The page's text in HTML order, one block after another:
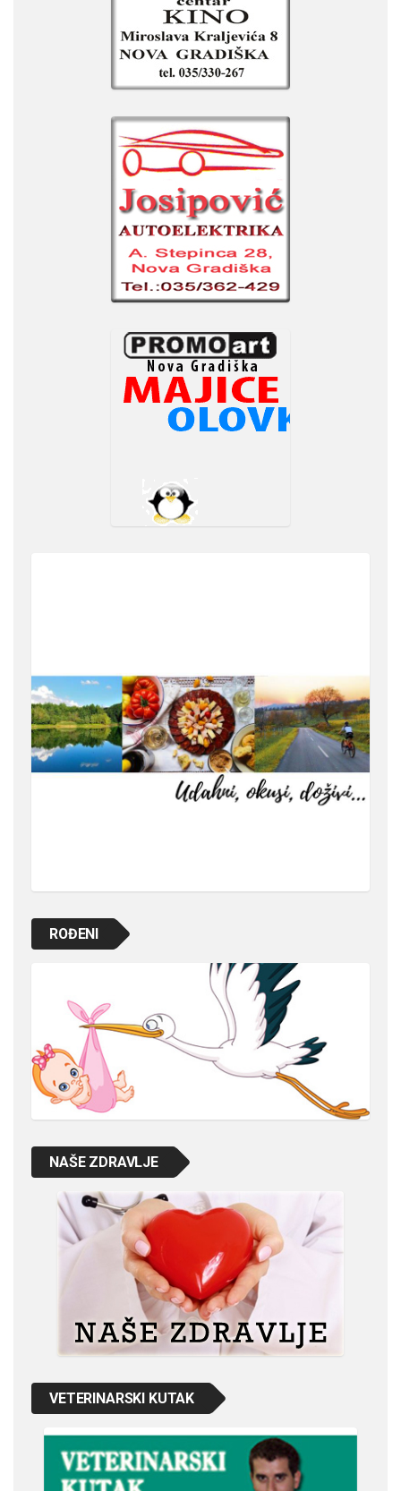
ROĐENI
NAŠE ZDRAVLJE
VETERINARSKI KUTAK